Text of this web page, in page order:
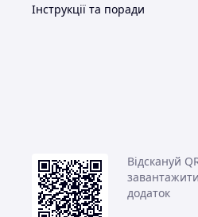
Інструкції та поради
Відскануй
додаток